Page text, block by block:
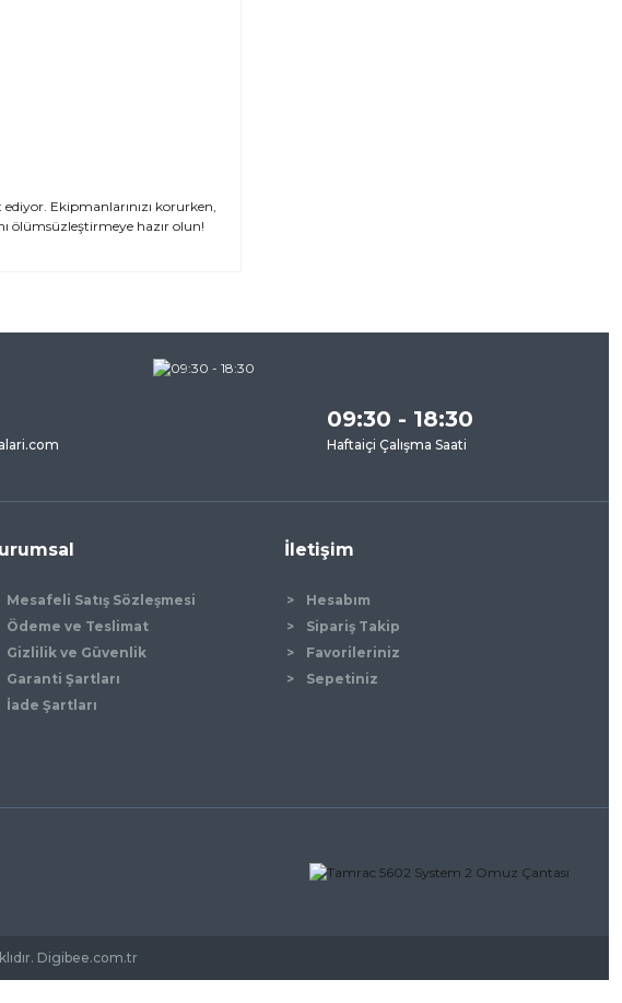
Ekipmanlarınızı korurken,
ölümsüzleştirmeye hazır olun!
09:30 - 18:30
Haftaiçi Çalışma Saati
Mesafeli Satış Sözleşmesi
Ödeme ve Teslimat
Gizlilik ve Güvenlik
Garanti Şartları
İade Şartları
İletişim
Hesabım
Sipariş Takip
Favorileriniz
Sepetiniz
Digibee.com.tr